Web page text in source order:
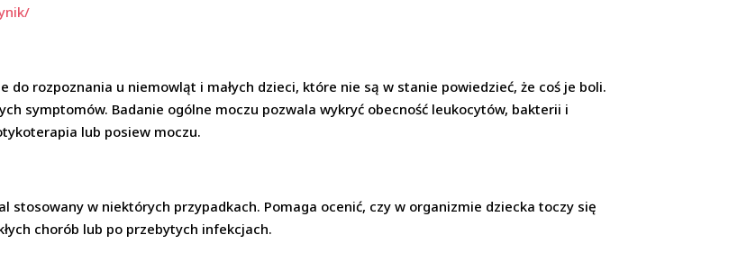
do rozpoznania u niemowląt i małych dzieci, które nie są w stanie powiedzieć, że coś je boli.
symptomów. Badanie ogólne moczu pozwala wykryć obecność leukocytów, bakterii i
lub posiew moczu.
stosowany w niektórych przypadkach. Pomaga ocenić, czy w organizmie dziecka toczy się
chorób lub po przebytych infekcjach.